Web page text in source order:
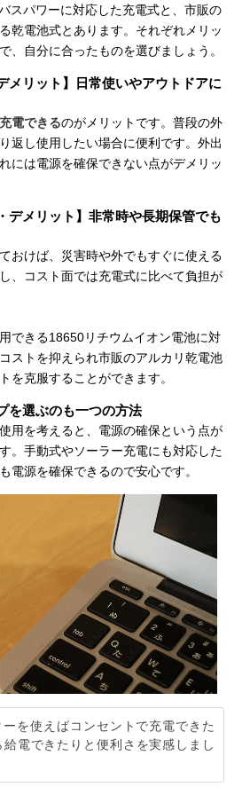
スパワーに対応した充電式と、市販の
乾電池式とあります。それぞれメリッ
、自分に合ったものを選びましょう。
メリット】日常使いやアウトドアに
電できるのがメリットです。普段の外
返し使用したい場合に便利です。外出
には電源を確保できない点がデメリッ
デメリット】非常時や長期保管でも
おけば、災害時や外でもすぐに使える
、コスト面では充電式に比べて負担が
できる18650リチウムイオン電池に対
ストを抑えられ市販のアルカリ乾電池
を克服することができます。
を選ぶのも一つの方法
用を考えると、電源の確保という点が
。手動式やソーラー充電にも対応した
電源を確保できるので安心です。
を使えばコンセントで充電できた
電できたりと便利さを実感しまし